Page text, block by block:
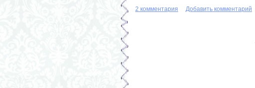
2 комментария Добавить комментарий